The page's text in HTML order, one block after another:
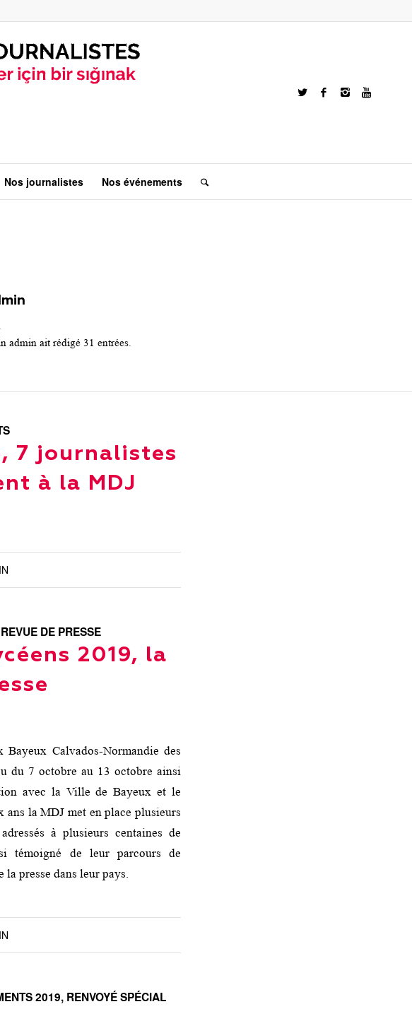
Nos journalistes Nos événements
admin ait rédigé 31 entrées.
7 journalistes
à la MDJ
REVUE DE PRESSE
2019, la
Calvados-Normandie des
du 7 octobre au 13 octobre ainsi
avec la Ville de Bayeux et le
ans la MDJ met en place plusieurs
à plusieurs centaines de
témoigné de leur parcours de
presse dans leur pays.
2019, RENVOYÉ SPÉCIAL